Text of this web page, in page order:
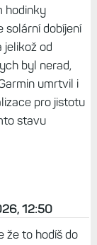
hodinky
solární dobíjení
jelikož od
byl nerad,
umrtvil i
pro jistotu
stavu
12:50
že to hodíš do